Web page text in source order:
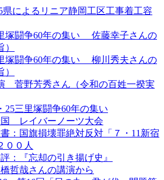
県によるリニア静岡工区工事着工容
塚闘争60年の集い 佐藤幸子さんの
塚闘争60年の集い 柳川秀夫さんの
菅野芳秀さん（令和の百姓一揆実
25三里塚闘争60年の集い
レイバーノーツ大会
：国旗損壊罪絶対反対「７・11新宿
００人
：『忘却の引き揚げ史』
哲哉さんの講演から